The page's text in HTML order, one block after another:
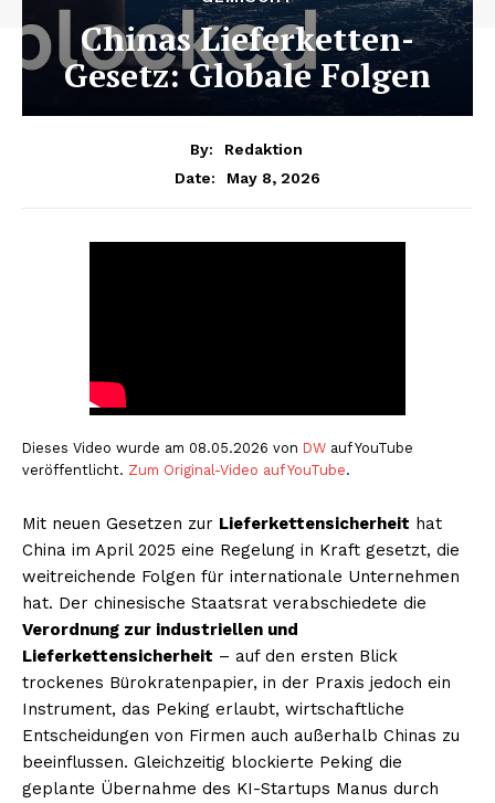
Chinas Lieferketten-
Gesetz: Globale Folgen
By:
Redaktion
Date:
May 8, 2026
Dieses Video wurde am 08.05.2026 von DW auf YouTube
veröffentlicht. Zum Original-Video auf YouTube.
Mit neuen Gesetzen zur Lieferkettensicherheit hat
China im April 2025 eine Regelung in Kraft gesetzt, die
weitreichende Folgen für internationale Unternehmen
hat. Der chinesische Staatsrat verabschiedete die
Verordnung zur industriellen und
Lieferkettensicherheit – auf den ersten Blick
trockenes Bürokratenpapier, in der Praxis jedoch ein
Instrument, das Peking erlaubt, wirtschaftliche
Entscheidungen von Firmen auch außerhalb Chinas zu
beeinflussen. Gleichzeitig blockierte Peking die
geplante Übernahme des KI-Startups Manus durch